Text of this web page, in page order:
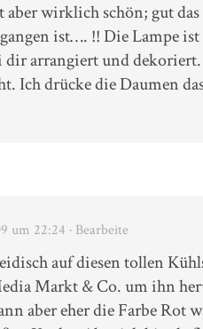
aber wirklich schön; gut
ist…. !! Die Lampe ist
dir arrangiert und dekoriert.
Ich drücke die Daumen
um 22:24 · Bearbeite
auf diesen tollen
Markt & Co. um ihn
aber eher die Farbe Rot